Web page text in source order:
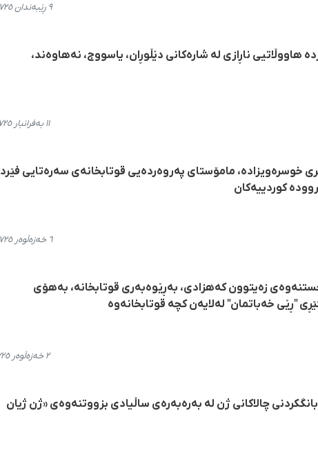
٩ ڕێبەندان ٢٧٢٥، ٢٠:٠٨
هاووڵاتیی ناڕازی لە شارەکانی دێڵوڕان، یاسووج، نەهاوەند،
١١ بەفرانبار ٢٧٢٥، ٠٠:٤٢
خوسرەویزادە، مامۆستای پەروەردەیی قوتابخانەی سەرەتایی
کوردییەکان
٦ خەزەڵوەر ٢٧٢٥، ٢٢:١٢
زەیتوون کەهزادی، بەڕێوەبەری قوتابخانە، بەهۆی
"ڕێی خەباتمان" لەلایەن کچە قوتابخانەوە
٢ خەزەڵوەر ٢٧٢٥، ١٤:١٩
چالاکانی ژن لە بەرەبەرەی ساڵیادی بزووتنەوەی «ژن ژیان